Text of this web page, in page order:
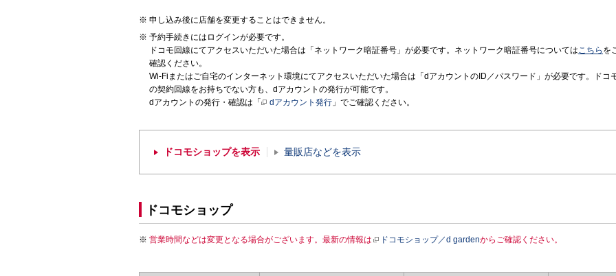
申し込み後に店舗を変更することはできません。
予約手続きにはログインが必要です。
ドコモ回線にてアクセスいただいた場合は「ネットワーク暗証番号」が必要です。ネットワーク暗証番号についてはこちら を
確認ください。
Wi-Fiまたはご自宅のインターネット環境にてアクセスいただいた場合は「dアカウントのID／パスワード」が必要です。ドコ
の契約回線をお持ちでない方も、dアカウントの発行が可能です。
dアカウントの発行・確認は「
dアカウント発行 」でご確認ください。
ドコモショップを表示 量販店などを表示
ドコモショップ
営業時間などは変更となる場合がございます。最新の情報は ドコモショップ／d gardenからご確認ください。